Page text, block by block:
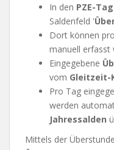
In den PZE-
Saldenfeld '
Dort können
manuell erfasst
Eingegebene
vom Gleitzeit-
Pro Tag
werden
Jahressalden
Mittels der